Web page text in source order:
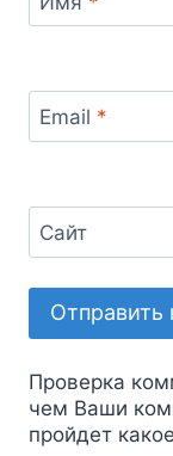
Email *
Сайт
Проверка
чем Ваши
пройдет